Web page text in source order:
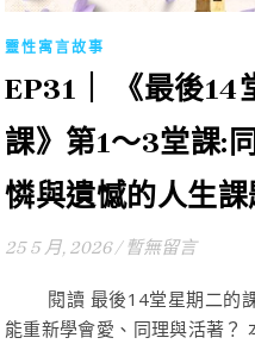
靈性寓言故事
EP31｜ 《最後14
課》第1～3堂課:
憐與遺憾的人生課
25 5 月, 2026 / 暫無留言
閱讀 最後14堂星期二的課
能重新學會愛、同理與活著？